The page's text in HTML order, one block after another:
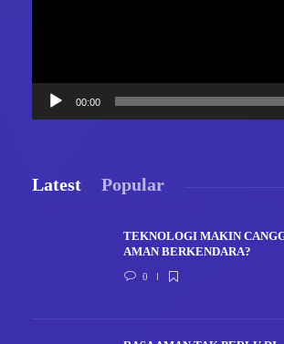
00:00
Latest Popular
TEKNOLOGI MAKIN
AMAN BERKENDARA?
0